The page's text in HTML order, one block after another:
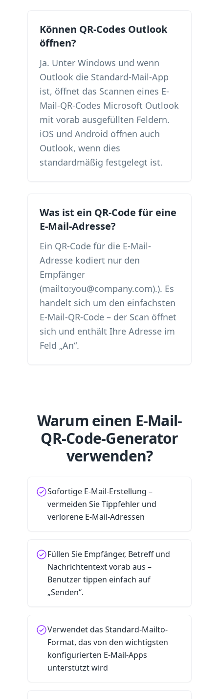
Können QR-Codes Outlook
öffnen?
Ja. Unter Windows und wenn
Outlook die Standard-Mail-App
ist, öffnet das Scannen eines E-
Mail-QR-Codes Microsoft Outlook
mit vorab ausgefüllten Feldern.
iOS und Android öffnen auch
Outlook, wenn dies
standardmäßig festgelegt ist.
Was ist ein QR-Code für eine
E-Mail-Adresse?
Ein QR-Code für die E-Mail-
Adresse kodiert nur den
Empfänger
(mailto:you@company.com).). Es
handelt sich um den einfachsten
E-Mail-QR-Code – der Scan öffnet
sich und enthält Ihre Adresse im
Feld „An“.
Warum einen E-Mail-
QR-Code-Generator
verwenden?
Sofortige E-Mail-Erstellung –
vermeiden Sie Tippfehler und
verlorene E-Mail-Adressen
Füllen Sie Empfänger, Betreff und
Nachrichtentext vorab aus –
Benutzer tippen einfach auf
„Senden“.
Verwendet das Standard-Mailto-
Format, das von den wichtigsten
konfigurierten E-Mail-Apps
unterstützt wird